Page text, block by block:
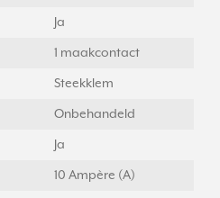
Ja
1 maakcontact
Steekklem
Onbehandeld
Ja
10 Ampère (A)